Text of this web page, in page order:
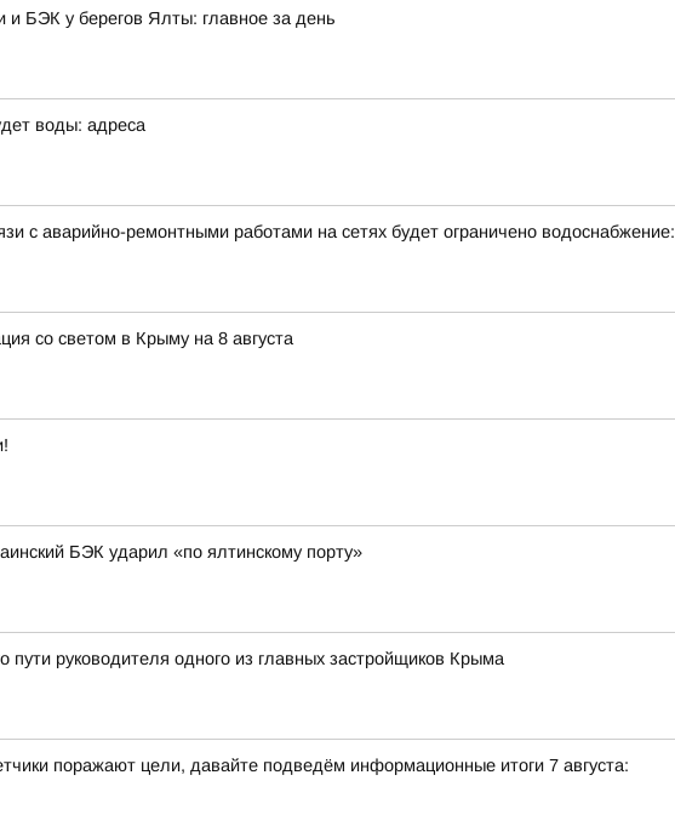
и БЭК у берегов Ялты: главное за день
воды: адреса
с аварийно-ремонтными работами на сетях будет ограничено водоснабжение:
со светом в Крыму на 8 августа
БЭК ударил «по ялтинскому порту»
пути руководителя одного из главных застройщиков Крыма
поражают цели, давайте подведём информационные итоги 7 августа: